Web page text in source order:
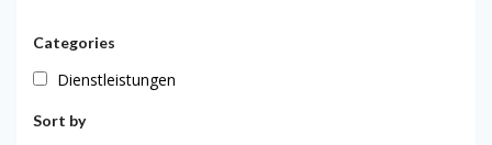
Categories
Dienstleistungen
Sort by